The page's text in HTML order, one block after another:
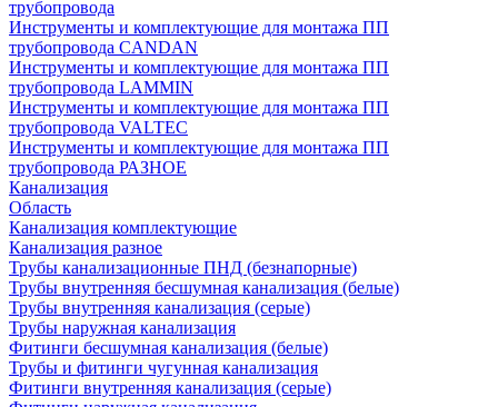
трубопровода
Инструменты и комплектующие для монтажа ПП
трубопровода CANDAN
Инструменты и комплектующие для монтажа ПП
трубопровода LAMMIN
Инструменты и комплектующие для монтажа ПП
трубопровода VALTEC
Инструменты и комплектующие для монтажа ПП
трубопровода РАЗНОЕ
Канализация
Область
Канализация комплектующие
Канализация разное
Трубы канализационные ПНД (безнапорные)
Трубы внутренняя бесшумная канализация (белые)
Трубы внутренняя канализация (серые)
Трубы наружная канализация
Фитинги бесшумная канализация (белые)
Трубы и фитинги чугунная канализация
Фитинги внутренняя канализация (серые)